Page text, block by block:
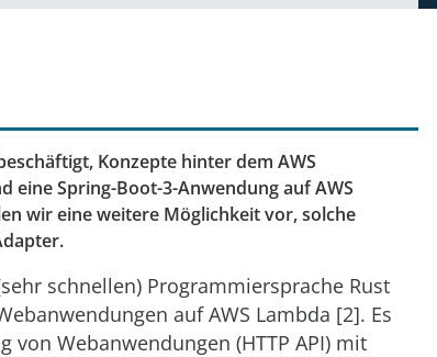
Konzepte hinter dem AWS
eine Spring-Boot-3-Anwendung auf AWS
wir eine weitere Möglichkeit vor, solche
schnellen) Programmiersprache Rust
auf AWS Lambda [2]. Es
Webanwendungen (HTTP API) mit